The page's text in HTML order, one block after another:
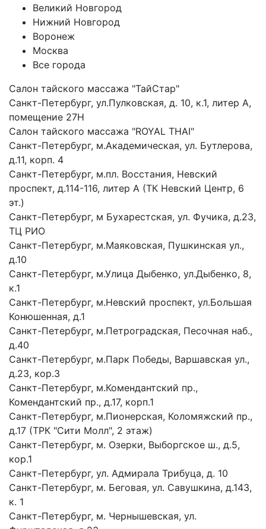
Великий Новгород
Нижний Новгород
Воронеж
Москва
Все города
Салон тайского массажа "ТайСтар"
Санкт-Петербург, ул.Пулковская, д. 10, к.1, литер А,
помещение 27Н
Салон тайского массажа "ROYAL THAI"
Санкт-Петербург, м.Академическая, ул. Бутлерова,
д.11, корп. 4
Санкт-Петербург, м.пл. Восстания, Невский
проспект, д.114-116, литер А (ТК Невский Центр, 6
эт.)
Санкт-Петербург, м Бухарестская, ул. Фучика, д.23,
ТЦ РИО
Санкт-Петербург, м.Маяковская, Пушкинская ул.,
д.10
Санкт-Петербург, м.Улица Дыбенко, ул.Дыбенко, 8,
к.1
Санкт-Петербург, м.Невский проспект, ул.Большая
Конюшенная, д.1
Санкт-Петербург, м.Петроградская, Песочная наб.,
д.40
Санкт-Петербург, м.Парк Победы, Варшавская ул.,
д.23, кор.3
Санкт-Петербург, м.Комендантский пр.,
Комендантский пр., д.17, корп.1
Санкт-Петербург, м.Пионерская, Коломяжский пр.,
д.17 (ТРК "Сити Молл", 2 этаж)
Санкт-Петербург, м. Озерки, Выборгское ш., д.5,
кор.1
Санкт-Петербург, ул. Адмирала Трибуца, д. 10
Санкт-Петербург, м. Беговая, ул. Савушкина, д.143,
к. 1
Санкт-Петербург, м. Чернышевская, ул.